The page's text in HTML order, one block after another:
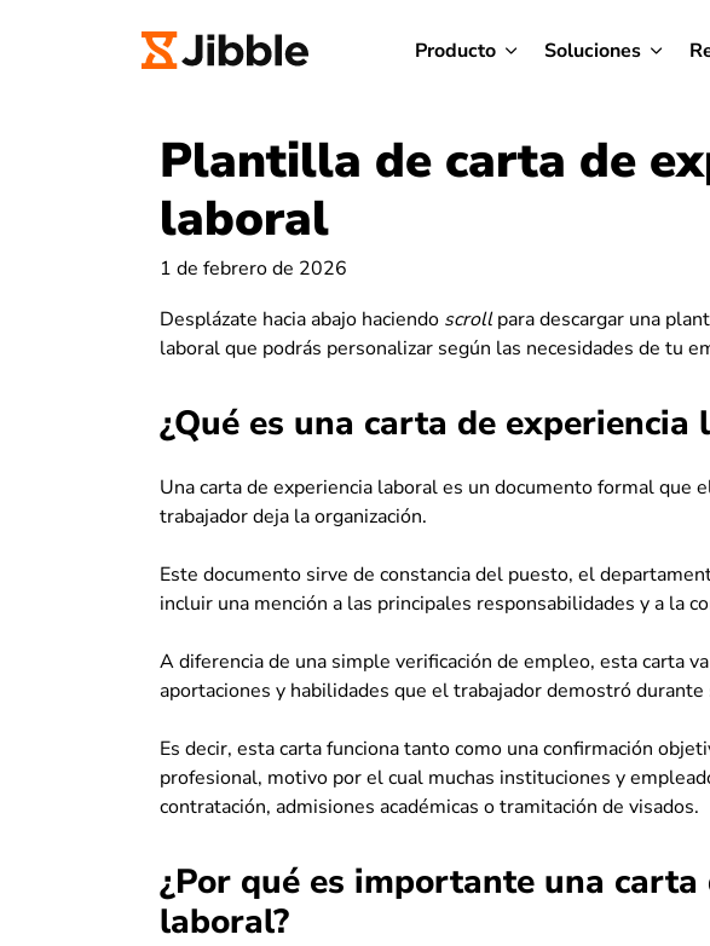
Producto Soluciones
Plantilla de carta de
laboral
1 de febrero de 2026
Desplázate hacia abajo haciendo scrollpara descargar una
laboral que podrás personalizar según las necesidades de tu
¿Qué es una carta de experiencia
Una carta de experiencia laboral es un documento formal que
trabajador deja la organización.
Este documento sirve de constancia del puesto, el
incluir una mención a las principales responsabilidades y a la
A diferencia de una simple verificación de empleo, esta carta
aportaciones y habilidades que el trabajador demostró
Es decir, esta carta funciona tanto como una confirmación
profesional, motivo por el cual muchas instituciones y
contratación, admisiones académicas o tramitación de visados.
¿Por qué es importante una carta
laboral?